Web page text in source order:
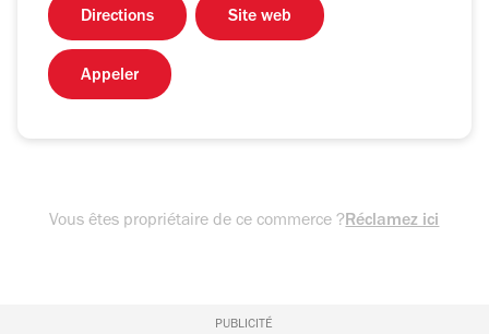
Directions Site web
Appeler
Vous êtes propriétaire de ce commerce ?Réclamez ici
PUBLICITÉ